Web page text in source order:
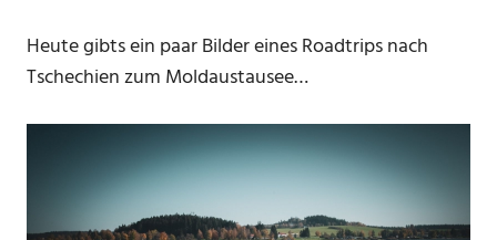
Heute gibts ein paar Bilder eines Roadtrips nach
Tschechien zum Moldaustausee…